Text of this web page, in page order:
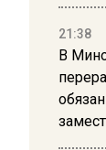
21:38
В